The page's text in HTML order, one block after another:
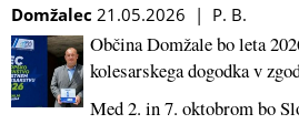
Domžalec 21.05.2026 | P. B.
Občina Domžale bo leta
kolesarskega dogodka v
Med 2. in 7. oktobrom bo